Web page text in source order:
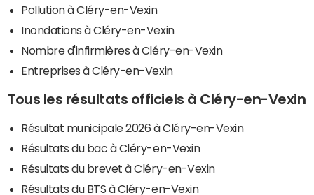
Pollution à Cléry-en-Vexin
Inondations à Cléry-en-Vexin
Nombre d'infirmières à Cléry-en-Vexin
Entreprises à Cléry-en-Vexin
Tous les résultats officiels à Cléry-en-Vexin
Résultat municipale 2026 à Cléry-en-Vexin
Résultats du bac à Cléry-en-Vexin
Résultats du brevet à Cléry-en-Vexin
Résultats du BTS à Cléry-en-Vexin